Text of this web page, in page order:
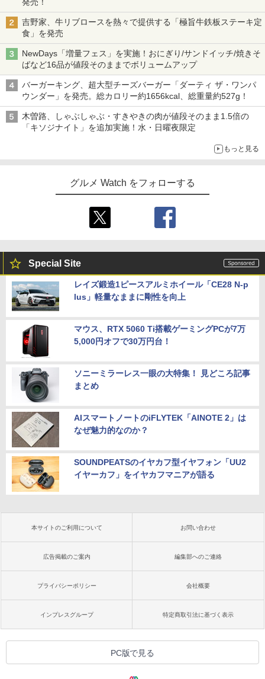
吉野家、牛リブロースを熱々で提供する「極旨牛鉄板ステーキ定
食」を発売
NewDays「増量フェス」を実施！おにぎり/サンドイッチ/焼きそ
ばなど16品が値段そのままでボリュームアップ
バーガーキング、超大型チーズバーガー「ダーティ ザ・ワンパ
ウンダー」を発売。総カロリー約1656kcal、総重量約527g！
木曽路、しゃぶしゃぶ・すきやきの肉が値段そのまま1.5倍の
「キソジナイト」を追加実施！水・日曜夜限定
もっと見る
グルメ Watch をフォローする
Special Site
レイズ鍛造1ピースアルミホイール「CE28 N-p
lus」軽量なままに剛性を向上
マウス、RTX 5060 Ti搭載ゲーミングPCが7万
5,000円オフで30万円台！
ソニーミラーレス一眼の大特集！ 見どころ記事
まとめ
AIスマートノートのiFLYTEK「AINOTE 2」は
なぜ魅力的なのか？
SOUNDPEATSのイヤカフ型イヤフォン「UU2
イヤーカフ」をイヤカフマニアが語る
本サイトのご利用について お問い合わせ
広告掲載のご案内 編集部へのご連絡
プライバシーポリシー 会社概要
インプレスグループ 特定商取引法に基づく表示
PC版で見る